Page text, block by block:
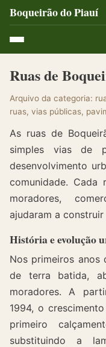
Boqueirão do Piauí
Ruas de
Arquivo da categoria:
ruas, vias públicas,
As ruas de
simples vias de
desenvolvimento
comunidade. Cada
moradores,
ajudaram a
História e evolução
Nos primeiros anos
de terra batida,
moradores. A
1994, o
primeiro
substituindo a